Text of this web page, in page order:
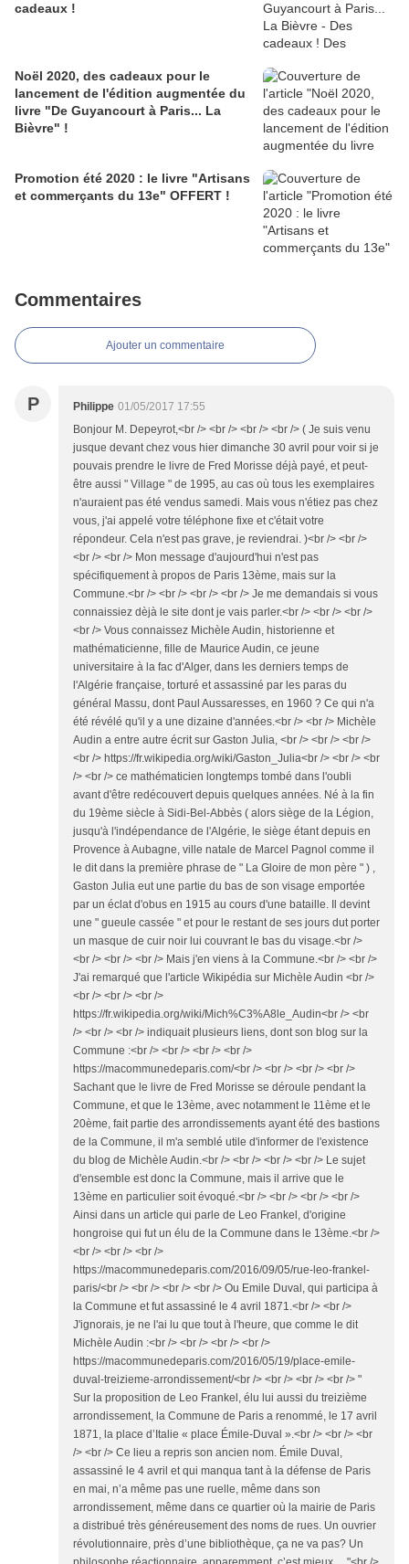
cadeaux !
Noël 2020, des cadeaux pour le
lancement de l'édition augmentée du
livre "De Guyancourt à Paris... La
Bièvre" !
Promotion été 2020 : le livre "Artisans
et commerçants du 13e" OFFERT !
Commentaires
Ajouter un commentaire
P Philippe 01/05/2017 17:55
Bonjour M. Depeyrot,<br /> <br /> <br /> <br /> ( Je suis venu
jusque devant chez vous hier dimanche 30 avril pour voir si je
pouvais prendre le livre de Fred Morisse déjà payé, et peut-
être aussi " Village " de 1995, au cas où tous les exemplaires
n'auraient pas été vendus samedi. Mais vous n'étiez pas chez
vous, j'ai appelé votre téléphone fixe et c'était votre
répondeur. Cela n'est pas grave, je reviendrai. )<br /> <br />
<br /> <br /> Mon message d'aujourd'hui n'est pas
spécifiquement à propos de Paris 13ème, mais sur la
Commune.<br /> <br /> <br /> <br /> Je me demandais si vous
connaissiez dèjà le site dont je vais parler.<br /> <br /> <br />
<br /> Vous connaissez Michèle Audin, historienne et
mathématicienne, fille de Maurice Audin, ce jeune
universitaire à la fac d'Alger, dans les derniers temps de
l'Algérie française, torturé et assassiné par les paras du
général Massu, dont Paul Aussaresses, en 1960 ? Ce qui n'a
été révélé qu'il y a une dizaine d'années.<br /> <br /> Michèle
Audin a entre autre écrit sur Gaston Julia, <br /> <br /> <br />
<br /> https://fr.wikipedia.org/wiki/Gaston_Julia<br /> <br /> <br
/> <br /> ce mathématicien longtemps tombé dans l'oubli
avant d'être redécouvert depuis quelques années. Né à la fin
du 19ème siècle à Sidi-Bel-Abbès ( alors siège de la Légion,
jusqu'à l'indépendance de l'Algérie, le siège étant depuis en
Provence à Aubagne, ville natale de Marcel Pagnol comme il
le dit dans la première phrase de " La Gloire de mon père " ) ,
Gaston Julia eut une partie du bas de son visage emportée
par un éclat d'obus en 1915 au cours d'une bataille. Il devint
une " gueule cassée " et pour le restant de ses jours dut porter
un masque de cuir noir lui couvrant le bas du visage.<br />
<br /> <br /> <br /> Mais j'en viens à la Commune.<br /> <br />
J'ai remarqué que l'article Wikipédia sur Michèle Audin <br />
<br /> <br /> <br />
https://fr.wikipedia.org/wiki/Mich%C3%A8le_Audin<br /> <br
/> <br /> <br /> indiquait plusieurs liens, dont son blog sur la
Commune :<br /> <br /> <br /> <br />
https://macommunedeparis.com/<br /> <br /> <br /> <br />
Sachant que le livre de Fred Morisse se déroule pendant la
Commune, et que le 13ème, avec notamment le 11ème et le
20ème, fait partie des arrondissements ayant été des bastions
de la Commune, il m'a semblé utile d'informer de l'existence
du blog de Michèle Audin.<br /> <br /> <br /> <br /> Le sujet
d'ensemble est donc la Commune, mais il arrive que le
13ème en particulier soit évoqué.<br /> <br /> <br /> <br />
Ainsi dans un article qui parle de Leo Frankel, d'origine
hongroise qui fut un élu de la Commune dans le 13ème.<br />
<br /> <br /> <br />
https://macommunedeparis.com/2016/09/05/rue-leo-frankel-
paris/<br /> <br /> <br /> <br /> Ou Emile Duval, qui participa à
la Commune et fut assassiné le 4 avril 1871.<br /> <br />
J'ignorais, je ne l'ai lu que tout à l'heure, que comme le dit
Michèle Audin :<br /> <br /> <br /> <br />
https://macommunedeparis.com/2016/05/19/place-emile-
duval-treizieme-arrondissement/<br /> <br /> <br /> <br /> "
Sur la proposition de Leo Frankel, élu lui aussi du treizième
arrondissement, la Commune de Paris a renommé, le 17 avril
1871, la place d’Italie « place Émile-Duval ».<br /> <br /> <br
/> <br /> Ce lieu a repris son ancien nom. Émile Duval,
assassiné le 4 avril et qui manqua tant à la défense de Paris
en mai, n’a même pas une ruelle, même dans son
arrondissement, même dans ce quartier où la mairie de Paris
a distribué très généreusement des noms de rues. Un ouvrier
révolutionnaire, près d’une bibliothèque, ça ne va pas? Un